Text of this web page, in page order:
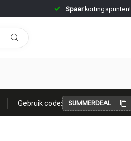
Spaarkortingspunten!
Gebruik code: SUMMERDEAL